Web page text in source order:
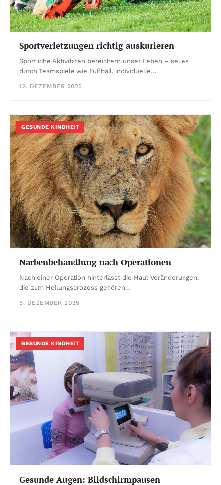
Sportverletzungen richtig auskurieren
Sportliche Aktivitäten bereichern unser Leben – sei es
durch Teamspiele wie Fußball, individuelle…
12. DEZEMBER 2025
GESUNDE KINDHEIT
Narbenbehandlung nach Operationen
Nach einer Operation hinterlässt die Haut Veränderungen,
die zum Heilungsprozess gehören…
5. DEZEMBER 2025
GESUNDE KINDHEIT
Gesunde Augen: Bildschirmpausen